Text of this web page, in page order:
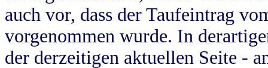
auch vor, dass der Taufeintrag
vorgenommen wurde. In
der derzeitigen aktuellen Seite -